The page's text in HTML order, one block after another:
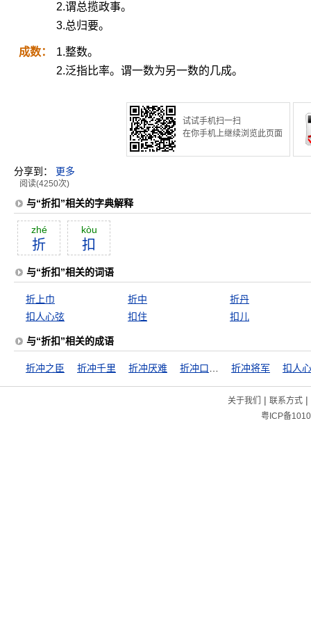
2.谓总揽政事。
3.总归要。
成数：
1.整数。
2.泛指比率。谓一数为另一数的几成。
试试手机扫一扫
在你手机上继续浏览此页面
分享到： 更多
阅读(4250次)
与“折扣”相关的字典解释
zhé
折
kòu
扣
与“折扣”相关的词语
折上巾 折中
折丹
扣人心弦
扣住 扣儿
与“折扣”相关的成语
折冲之臣 折冲千里 折冲厌难 折冲将军 扣人
关于我们 | 联系方式|
粤ICP备